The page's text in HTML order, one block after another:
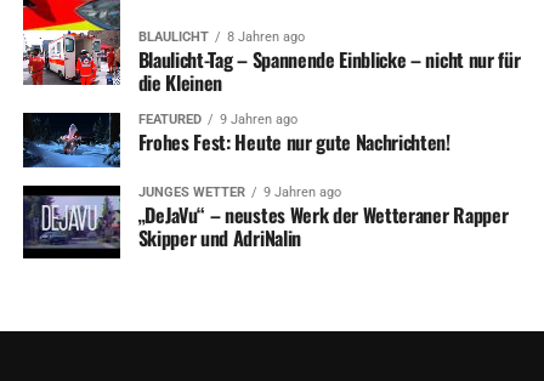
BLAULICHT 8 Jahren ago
Blaulicht-Tag – Spannende Einblicke – nicht nur für
die Kleinen
FEATURED 9 Jahren ago
Frohes Fest: Heute nur gute Nachrichten!
JUNGES WETTER 9 Jahren ago
„DeJaVu“ – neustes Werk der Wetteraner Rapper
Skipper und AdriNalin